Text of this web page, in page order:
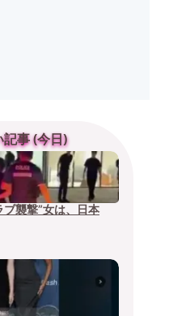
事 (今日)
襲撃”女は、日本